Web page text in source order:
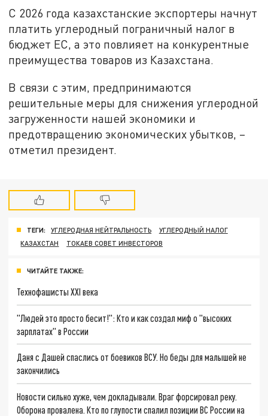
С 2026 года казахстанские экспортеры начнут
платить углеродный пограничный налог в
бюджет ЕС, а это повлияет на конкурентные
преимущества товаров из Казахстана.
В связи с этим, предпринимаются
решительные меры для снижения углеродной
загруженности нашей экономики и
предотвращению экономических убытков, –
отметил президент.
ТЕГИ: УГЛЕРОДНАЯ НЕЙТРАЛЬНОСТЬ
УГЛЕРОДНЫЙ НАЛОГ
КАЗАХСТАН
ТОКАЕВ СОВЕТ ИНВЕСТОРОВ
ЧИТАЙТЕ ТАКЖЕ:
Технофашисты XXI века
"Людей это просто бесит!": Кто и как создал миф о "высоких
зарплатах" в России
Даня с Дашей спаслись от боевиков ВСУ. Но беды для малышей не
закончились
Новости сильно хуже, чем докладывали. Враг форсировал реку.
Оборона провалена. Кто по глупости спалил позиции ВС России на